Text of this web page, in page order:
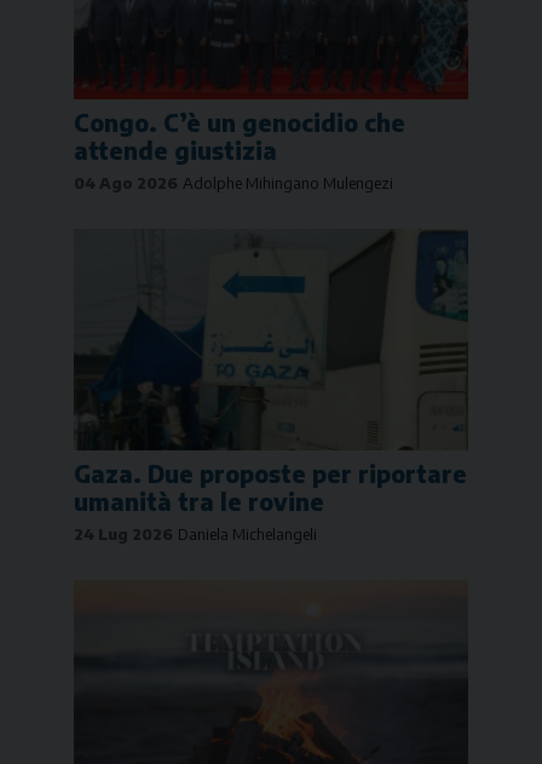
Congo. C’è un genocidio che
attende giustizia
04 Ago 2026 Adolphe Mihingano Mulengezi
Gaza. Due proposte per riportare
umanità tra le rovine
24 Lug 2026 Daniela Michelangeli